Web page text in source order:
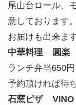
尾山台ロール、
意しております
お届けも出来ます
中華料理 圓楽
ランチ弁当650
予約頂ければ待
石窯ピザ VINO